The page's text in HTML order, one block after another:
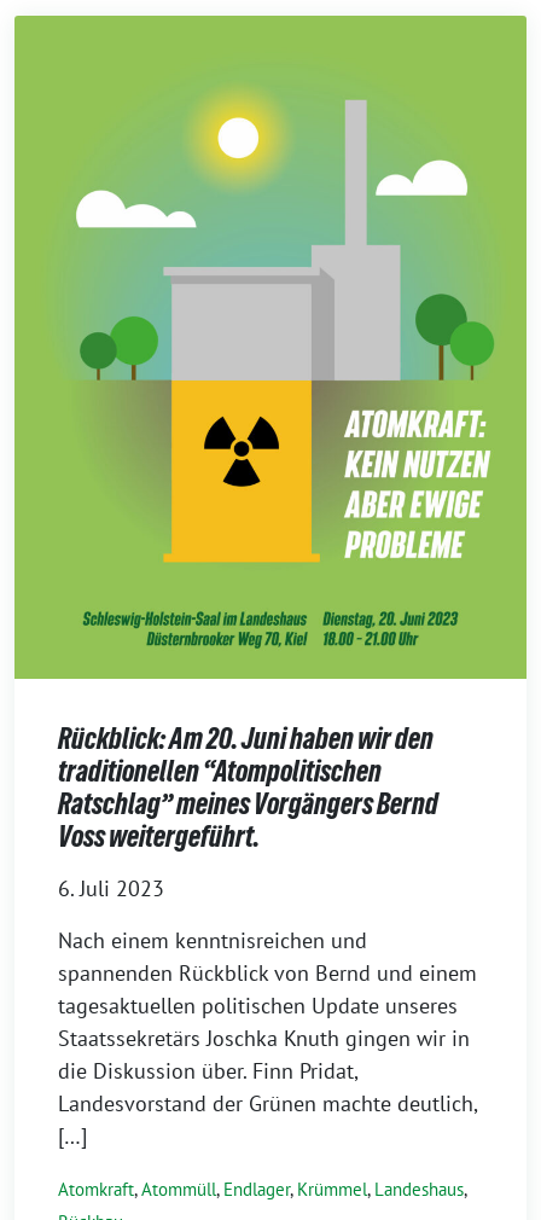
Rückblick: Am 20. Juni haben wir den
traditionellen “Atompolitischen
Ratschlag” meines Vorgängers Bernd
Voss weitergeführt.
6. Juli 2023
Nach einem kenntnisreichen und
spannenden Rückblick von Bernd und einem
tagesaktuellen politischen Update unseres
Staatssekretärs Joschka Knuth gingen wir in
die Diskussion über. Finn Pridat,
Landesvorstand der Grünen machte deutlich,
[…]
Atomkraft,Atommüll, Endlager, Krümmel, Landeshaus,